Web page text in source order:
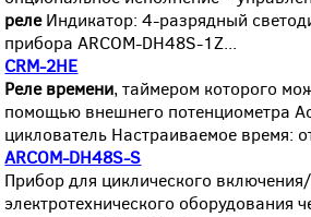
релеИндикатор: 4-разрядный
прибора ARCOM-DH48S-1Z...
CRM-2HE
Реле времени, таймером которого
помощью внешнего потенциометра
циклователь Настраиваемое время:
ARCOM-DH48S-S
Прибор для циклического
электротехнического оборудования